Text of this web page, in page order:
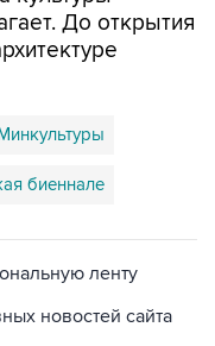
До открытия
биеннале
ленту
новостей сайта